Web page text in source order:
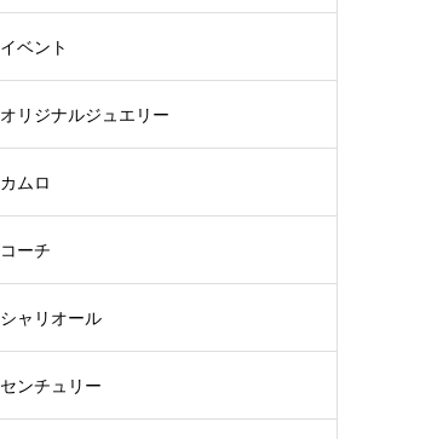
イベント
オリジナルジュエリー
カムロ
コーチ
シャリオール
センチュリー